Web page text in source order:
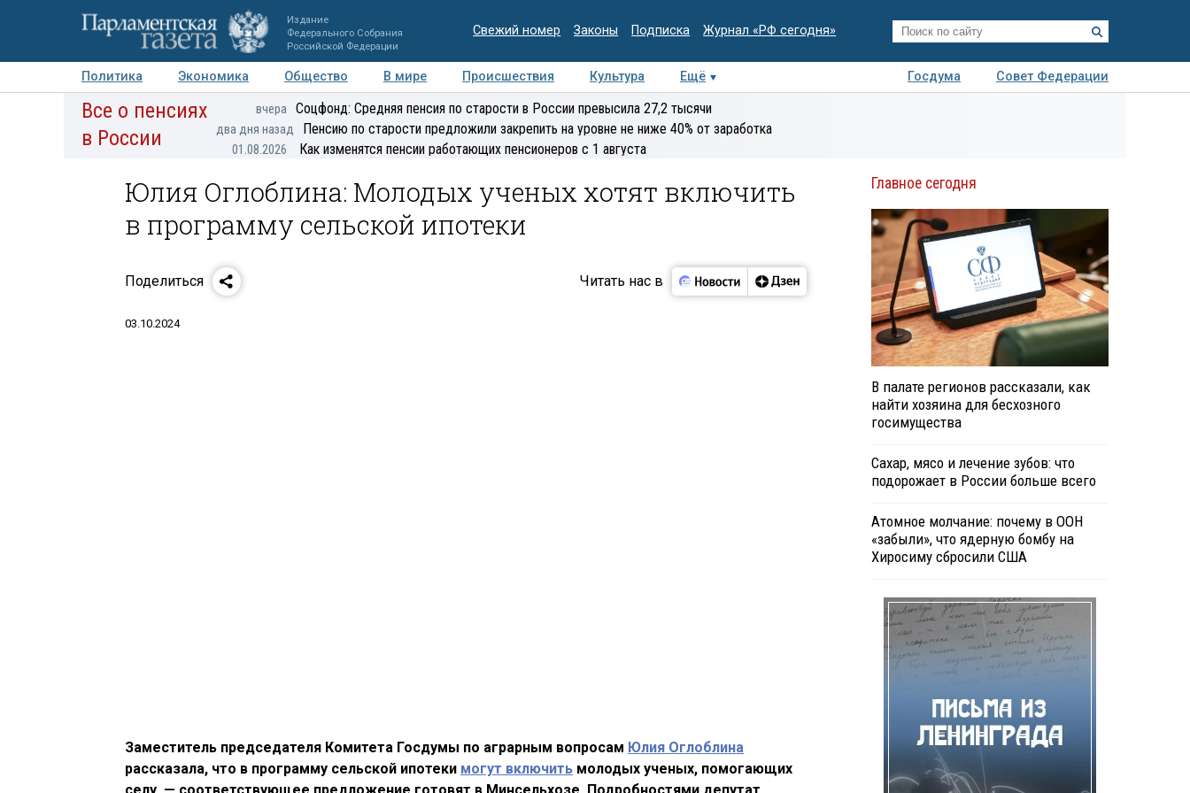
Издание
Федерального Собрания
Российской Федерации
Свежий номер Законы Подписка Журнал «РФ сегодня»
Политика Экономика Общество В мире Происшествия Культура Ещё Госдума
Совет Федерации
Авторы Персоны Мнения Регионы Медиацентр Интервью Колумнисты
экспертиза
Все о пенсиях
в России
вчера Соцфонд: Средняя пенсия по старости в России превысила 27,2 тысячи
два дня назад Пенсию по старости предложили закрепить на уровне не ниже 40% от заработка
01.08.2026 Как изменятся пенсии работающих пенсионеров с 1 августа
Юлия Оглоблина: Молодых ученых хотят включить
в программу сельской ипотеки
Поделиться Читать нас в
03.10.2024
Заместитель председателя Комитета Госдумы по аграрным вопросам Юлия Оглоблина
рассказала, что в программу сельской ипотеки могут включить молодых ученых, помогающих
Главное сегодня
В палате регионов рассказали, как
найти хозяина для бесхозного
госимущества
Сахар, мясо и лечение зубов: что
подорожает в России больше всего
Атомное молчание: почему в ООН
«забыли», что ядерную бомбу на
Хиросиму сбросили США